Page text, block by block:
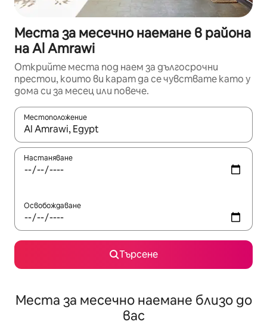
Места за месечно наемане в района
на Al Amrawi
Открийте места под наем за дългосрочни
престои, които ви карат да се чувствате като у
дома си за месец или повече.
Местоположение
Когато резултатите се покажат, използвайте
Настаняване
Освобождаване
Търсене
Места за месечно наемане близо до
вас